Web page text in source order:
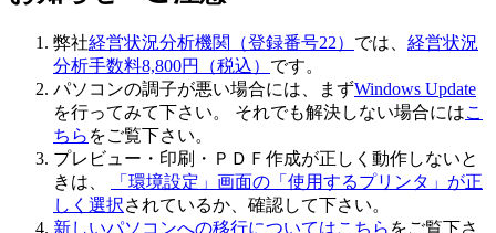
弊社経営状況分析機関（登録番号22） では、 経営状況
分析手数料8,800円（税込） です。
パソコンの調子が悪い場合には、まずWindows Update
を行ってみて下さい。 それでも解決しない場合にはこ
ちら をご覧下さい。
プレビュー・印刷・ＰＤＦ作成が正しく動作しないと
きは、
「環境設定」画面の「使用するプリンタ」が正
しく選択されているか、確認して下さい。
新しいパソコンへの移行についてはこちら をご覧下さ